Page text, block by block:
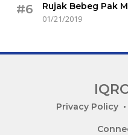
#6
Rujak Bebeg Pak
01/21/2019
Privacy Policy